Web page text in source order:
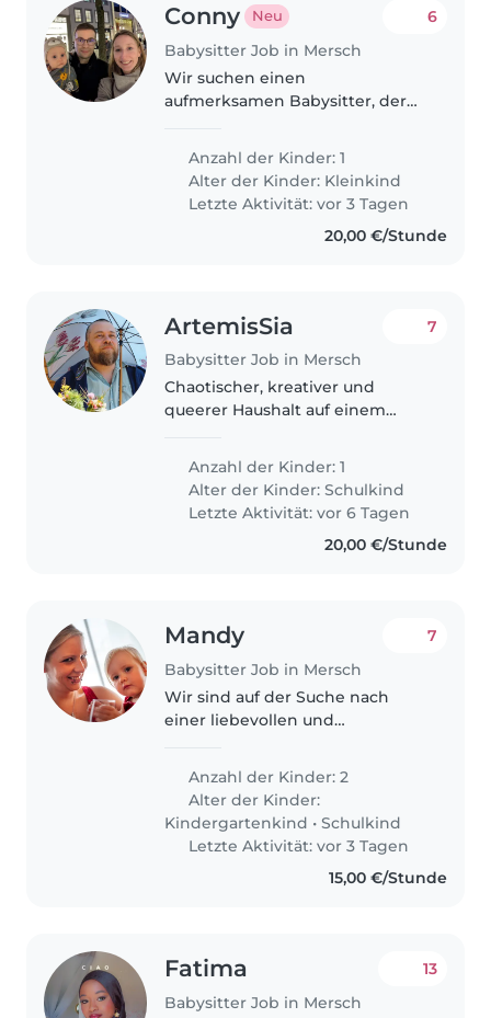
Conny Neu
Babysitter Job in Mersch
6
Wir suchen einen
aufmerksamen Babysitter, der
unser Kind gerne mit Haustieren
interagiert, ist Erfahrung damit
ein Plus. Kontaktieren..
Anzahl der Kinder: 1
Alter der Kinder: Kleinkind
Letzte Aktivität: vor 3 Tagen
20,00 €/Stunde
ArtemisSia
Babysitter Job in Mersch
7
Chaotischer, kreativer und
queerer Haushalt auf einem
Anzahl der Kinder: 1
Alter der Kinder:Schulkind
Letzte Aktivität: vor 6 Tagen
20,00 €/Stunde
Mandy
Babysitter Job in Mersch
7
Wir sind auf der Suche nach
einer liebevollen und
um unsere beiden lebhaften
Kinder kümmern kann – einen
Vorschulkind und einen
Grundschüler. Unsere..
Anzahl der Kinder: 2
Alter der Kinder:
Kindergartenkind •Schulkind
Letzte Aktivität: vor 3 Tagen
15,00 €/Stunde
Fatima
Babysitter Job in Mersch
13